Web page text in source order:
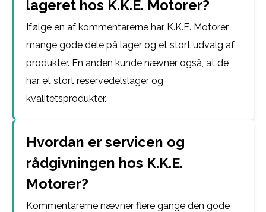
lageret hos K.K.E. Motorer?
Ifølge en af kommentarerne har K.K.E. Motorer
mange gode dele på lager og et stort udvalg af
produkter. En anden kunde nævner også, at de
har et stort reservedelslager og
kvalitetsprodukter.
Hvordan er servicen og
rådgivningen hos K.K.E.
Motorer?
Kommentarerne nævner flere gange den gode